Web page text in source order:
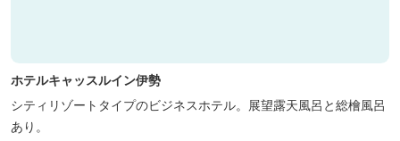
ホテルキャッスルイン伊勢
シティリゾートタイプのビジネスホテル。展望露天風呂と総檜風呂
あり。